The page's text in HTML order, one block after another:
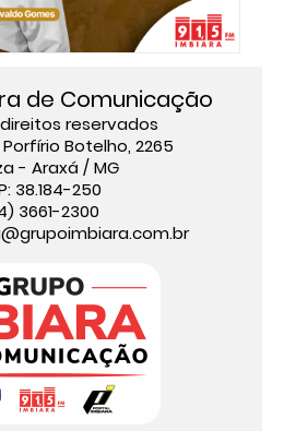
de Comunicação
reservados
Botelho, 2265
- Araxá / MG
38.184-250
3661-2300